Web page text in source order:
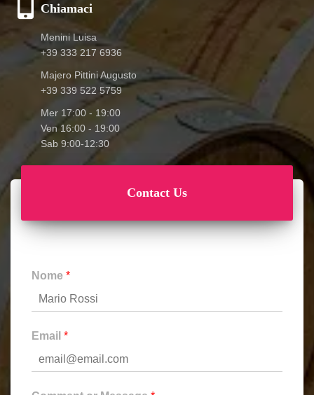
Chiamaci
Menini Luisa
+39 333 217 6936
Majero Pittini Augusto
+39 339 522 5759
Mer 17:00 - 19:00
Ven 16:00 - 19:00
Sab 9:00-12:30
Contact Us
Nome *
Email *